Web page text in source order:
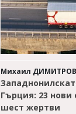
Михаил ДИМИТРОВ
Гърция: 23 нови
шест жертви